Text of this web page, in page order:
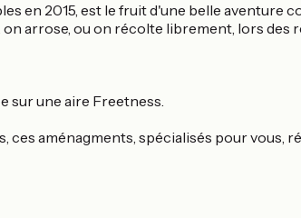
en 2015, est le fruit d'une belle aventure
on arrose, ou on récolte librement, lors
sur une aire Freetness.
aménagments, spécialisés pour vous,